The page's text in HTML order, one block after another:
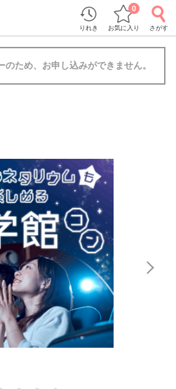
りれき お気に入り
0
さがす
ため、お申し込みができません。